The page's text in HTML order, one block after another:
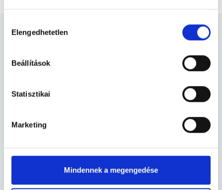
szabályzat:https://foglaljorvost.hu/info/foglaljorvost-
kiválasztása
Elengedhetetlen
Beállítások
Statisztikai
Marketing
Mindennek a megengedése
Nőgyógyász - Nőgyógyászat
SZAKTERÜLETEK
Szolgáltatások